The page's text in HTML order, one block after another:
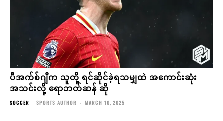
ပီအက်စ်ဂျီက သူတို့ ရင်ဆိုင်ခဲ့ရသမျှထဲ အကောင်းဆုံး
အသင်းလို့ ရောဘတ်ဆန် ဆို
SOCCER SPORTS AUTHOR - MARCH 10, 2025